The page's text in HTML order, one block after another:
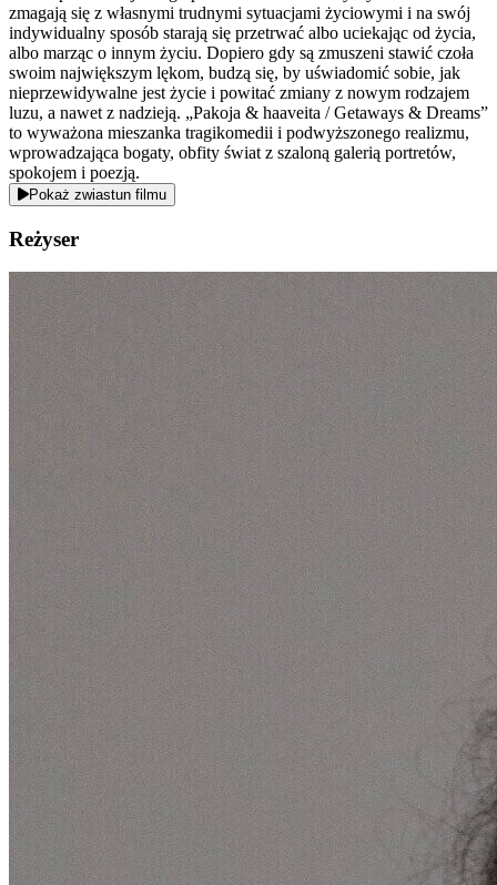
zmagają się z własnymi trudnymi sytuacjami życiowymi i na swój
indywidualny sposób starają się przetrwać albo uciekając od życia,
albo marząc o innym życiu. Dopiero gdy są zmuszeni stawić czoła
swoim największym lękom, budzą się, by uświadomić sobie, jak
nieprzewidywalne jest życie i powitać zmiany z nowym rodzajem
luzu, a nawet z nadzieją. „Pakoja & haaveita / Getaways & Dreams”
to wyważona mieszanka tragikomedii i podwyższonego realizmu,
wprowadzająca bogaty, obfity świat z szaloną galerią portretów,
spokojem i poezją.
Pokaż zwiastun filmu
Reżyser